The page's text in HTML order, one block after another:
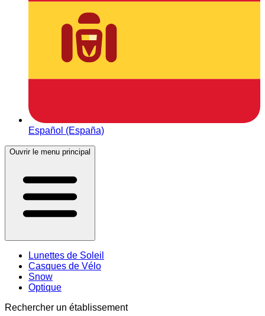
Español (España)
Ouvrir le menu principal
Lunettes de Soleil
Casques de Vélo
Snow
Optique
Rechercher un établissement